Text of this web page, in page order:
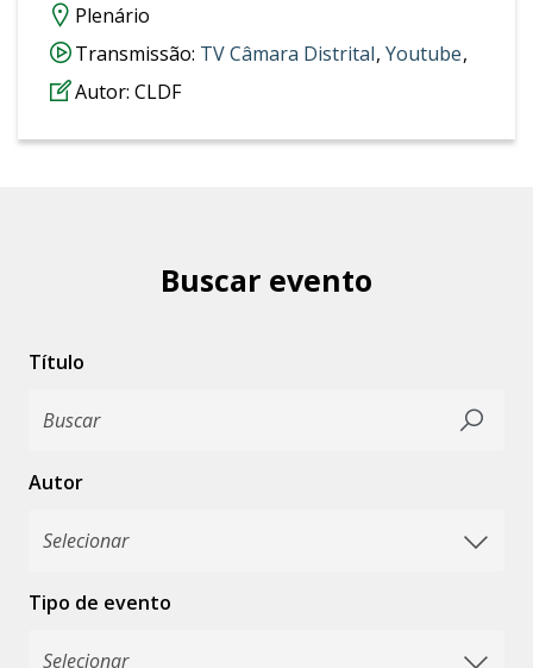
Plenário
Transmissão: ‎TV Câmara Distrital, Youtube,
Autor: CLDF
Buscar evento
Título
Autor
Tipo de evento